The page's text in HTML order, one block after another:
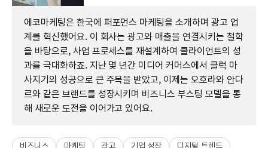
에코마케팅은 한국에 퍼포먼스 마케팅을 소개하며 광고 업
계를 혁신했어요. 이 회사는 광고와 매출을 연결시키는 철학
을 바탕으로, 사업 프로세스를 재설계하여 클라이언트의 성
과를 극대화하죠. 지난 몇 년간 미디어 커머스에서 클럭 마
사지기의 성공으로 큰 주목을 받았고, 이제는 오호라와 안다
르와 같은 브랜드를 성장시키며 비즈니스 부스팅 모델을 통
해 새로운 도전을 이어가고 있어요.
비즈니스 마케팅 광고 기업 성장 디지털 트렌드